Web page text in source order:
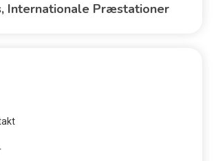
Internationale Præstationer